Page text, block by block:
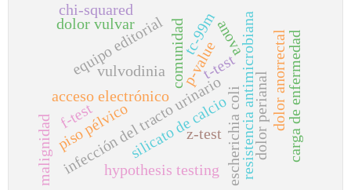
equipo editorial
acceso electrónico
infección del tracto urinario
comunidad
escherichia coliresistencia antimicrobiana
vulvodinia
dolor vulvar
dolor perianal
piso pélvico dolor anorrectal
silicato de calcio carga de enfermedad
hypothesis testing
p-value
z-test
t-test
anova
chi-squared
f-test
malignidad
tc-99m